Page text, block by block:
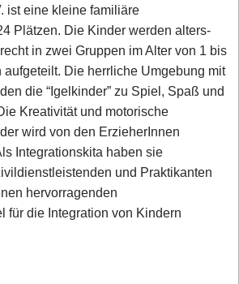
ist eine kleine familiäre
Plätzen. Die Kinder werden alters-
in zwei Gruppen im Alter von 1 bis
Die herrliche Umgebung mit
die “Igelkinder” zu Spiel, Spaß und
Kreativität und motorische
wird von den ErzieherInnen
Integrationskita haben sie
und Praktikanten
hervorragenden
für die Integration von Kindern